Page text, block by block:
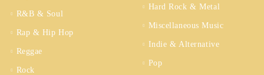
R&B & Soul
Rap & Hip Hop
Reggae
Rock
Hard Rock & Metal
Miscellaneous Music
Indie & Alternative
Pop